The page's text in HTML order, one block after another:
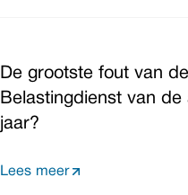
De grootste fout van de
Belastingdienst van de
jaar?
Lees meer